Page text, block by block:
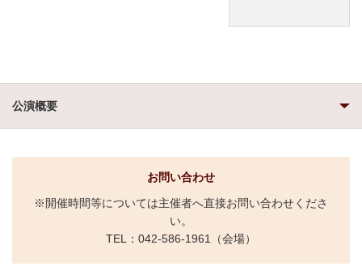
公演概要
お問い合わせ
※開催時間等については主催者へ直接お問い合わせくださ
い。
TEL：042-586-1961（会場）